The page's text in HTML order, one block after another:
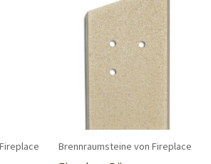
Brennraumsteine von Fireplace